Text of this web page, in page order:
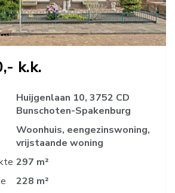
k.k.
Huijgenlaan 10, 3752 CD
Bunschoten-Spakenburg
Woonhuis, eengezinswoning,
vrijstaande woning
297 m²
228 m²